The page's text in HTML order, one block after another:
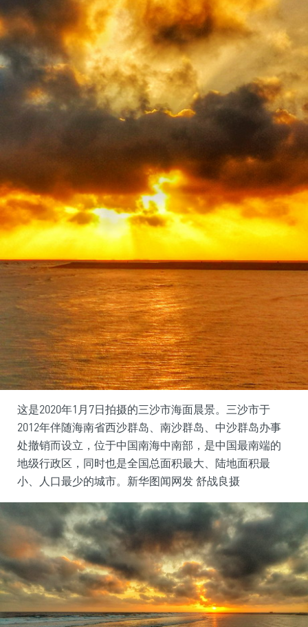
这是2020年1月7日拍摄的三沙市海面晨景。三沙市于
2012年伴随海南省西沙群岛、南沙群岛、中沙群岛办事
处撤销而设立，位于中国南海中南部，是中国最南端的
地级行政区，同时也是全国总面积最大、陆地面积最
小、人口最少的城市。新华图闻网发 舒战良摄